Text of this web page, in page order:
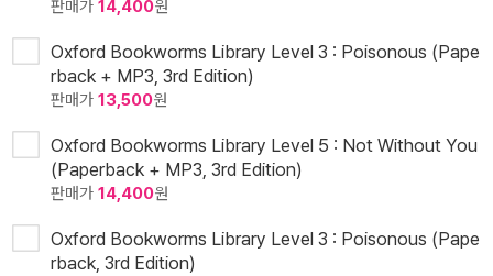
판매가 14,400원
Oxford Bookworms Library Level 3 : Poisonous (Pape
rback + MP3, 3rd Edition)
판매가 13,500원
Oxford Bookworms Library Level 5 : Not Without You
(Paperback + MP3, 3rd Edition)
판매가 14,400원
Oxford Bookworms Library Level 3 : Poisonous (Pape
rback, 3rd Edition)